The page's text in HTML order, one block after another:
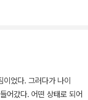
었다. 그러다가 나이
어갔다. 어떤 상태로 되어